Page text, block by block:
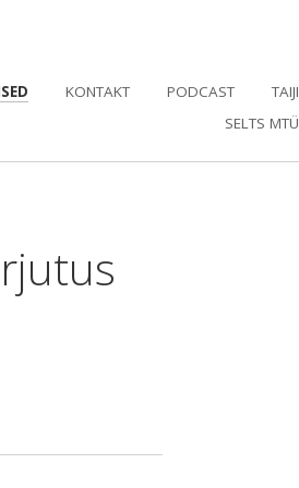
KONTAKT PODCAST
TAIJI
SELTS MTÜ